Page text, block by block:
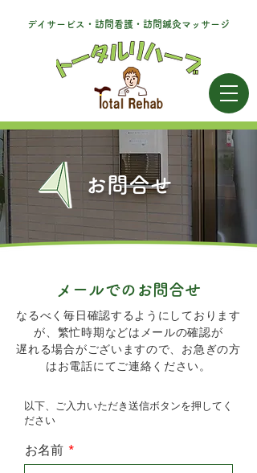
デイサービス・訪問看護・訪問鍼灸マッサージ
お問合せ
メールでのお問合せ
なるべく毎日確認するようにしております
が、繁忙時期などはメールの確認が
遅れる場合がございますので、お急ぎの方
はお電話にてご連絡ください。
以下、ご入力いただき送信ボタンを押してく
ださい
お名前